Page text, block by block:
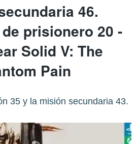
46.
prisionero 20 -
Solid V: The
Pain
35 y la misión secundaria 43.